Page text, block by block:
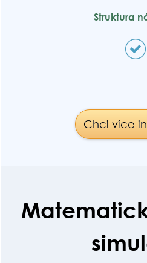
Struktura
Chci více